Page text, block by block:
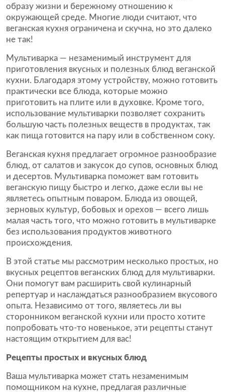
образу жизни и бережному отношению к
окружающей среде. Многие люди считают, что
веганская кухня ограничена и скучна, но это далеко
не так!
Мультиварка — незаменимый инструмент для
приготовления вкусных и полезных блюд веганской
кухни. Благодаря этому устройству, можно готовить
практически все блюда, которые можно
приготовить на плите или в духовке. Кроме того,
использование мультиварки позволяет сохранить
большую часть полезных веществ в продуктах, так
как пища готовится на пару или в собственном соку.
Веганская кухня предлагает огромное разнообразие
блюд, от салатов и закусок до супов, основных блюд
и десертов. Мультиварка поможет вам готовить
веганскую пищу быстро и легко, даже если вы не
являетесь опытным поваром. Блюда из овощей,
зерновых культур, бобовых и орехов — всего лишь
малая часть того, что можно готовить в мультиварке
без использования продуктов животного
происхождения.
В этой статье мы рассмотрим несколько простых, но
вкусных рецептов веганских блюд для мультиварки.
Они помогут вам расширить свой кулинарный
репертуар и наслаждаться разнообразием вкусового
опыта. Независимо от того, являетесь ли вы
сторонником веганской кухни или просто хотите
попробовать что-то новенькое, эти рецепты станут
настоящим открытием для вас!
Рецепты простых и вкусных блюд
Ваша мультиварка может стать незаменимым
помощником на кухне, предлагая различные